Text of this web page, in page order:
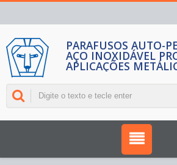
PARAFUSOS AUTO-
AÇO INOXIDÁVEL
APLICAÇÕES